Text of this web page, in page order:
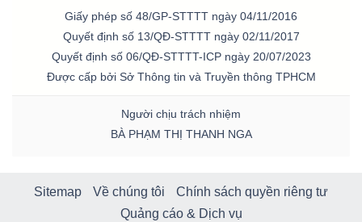
Giấy phép số 48/GP-STTTT ngày 04/11/2016
Quyết định số 13/QĐ-STTTT ngày 02/11/2017
Quyết định số 06/QĐ-STTTT-ICP ngày 20/07/2023
Được cấp bởi Sở Thông tin và Truyền thông TPHCM
Người chịu trách nhiệm
BÀ PHẠM THỊ THANH NGA
Sitemap Về chúng tôi
Chính sách quyền riêng tư
Quảng cáo & Dịch vụ